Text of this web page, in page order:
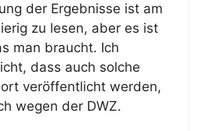
der Ergebnisse ist am
zu lesen, aber es ist
man braucht. Ich
dass auch solche
veröffentlicht werden,
wegen der DWZ.